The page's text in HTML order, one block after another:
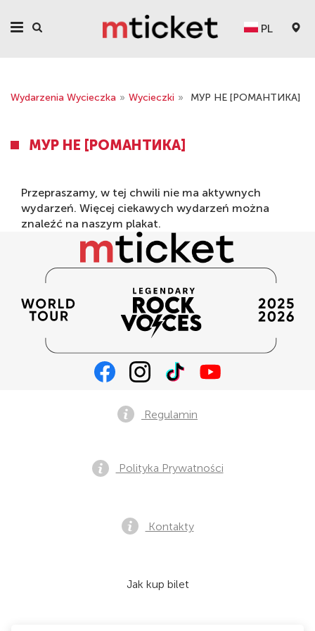
PL
Wydarzenia Wycieczka » Wycieczki » МУР НЕ [РОМАНТИКА]
МУР НЕ [РОМАНТИКА]
Przepraszamy, w tej chwili nie ma aktywnych
wydarzeń. Więcej ciekawych wydarzeń można
znaleźć na naszym plakat.
Regulamin
Polityka Prywatności
Kontakty
Jak kup bilet